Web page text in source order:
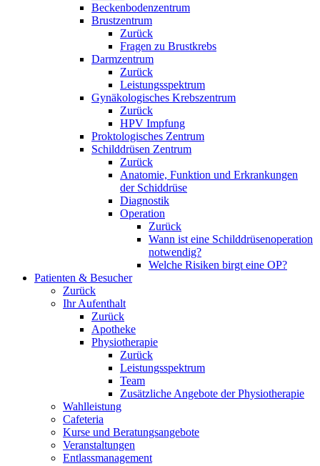
Beckenbodenzentrum
Brustzentrum
Zurück
Fragen zu Brustkrebs
Darmzentrum
Zurück
Leistungsspektrum
Gynäkologisches Krebszentrum
Zurück
HPV Impfung
Proktologisches Zentrum
Schilddrüsen Zentrum
Zurück
Anatomie, Funktion und Erkrankungen
der Schiddrüse
Diagnostik
Operation
Zurück
Wann ist eine Schilddrüsenoperation
notwendig?
Welche Risiken birgt eine OP?
Patienten & Besucher
Zurück
Ihr Aufenthalt
Zurück
Apotheke
Physiotherapie
Zurück
Leistungsspektrum
Team
Zusätzliche Angebote der Physiotherapie
Wahlleistung
Cafeteria
Kurse und Beratungsangebote
Veranstaltungen
Entlassmanagement